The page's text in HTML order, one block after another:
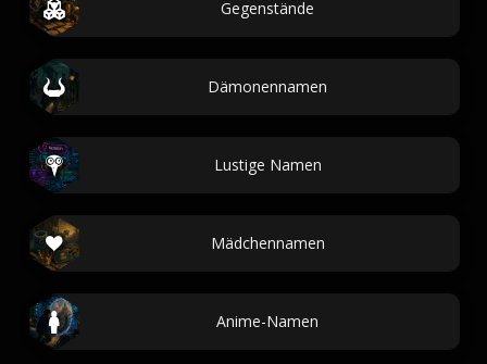
Gegenstände
Dämonennamen
Lustige Namen
Mädchennamen
Anime-Namen